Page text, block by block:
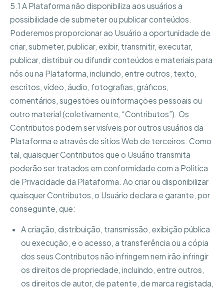
5.1 A Plataforma não disponibiliza aos usuários a
possibilidade de submeter ou publicar conteúdos.
Poderemos proporcionar ao Usuário a oportunidade de
criar, submeter, publicar, exibir, transmitir, executar,
publicar, distribuir ou difundir conteúdos e materiais para
nós ou na Plataforma, incluindo, entre outros, texto,
escritos, vídeo, áudio, fotografias, gráficos,
comentários, sugestões ou informações pessoais ou
outro material (coletivamente, “Contributos”). Os
Contributos podem ser visíveis por outros usuários da
Plataforma e através de sítios Web de terceiros. Como
tal, quaisquer Contributos que o Usuário transmita
poderão ser tratados em conformidade com a Política
de Privacidade da Plataforma. Ao criar ou disponibilizar
quaisquer Contributos, o Usuário declara e garante, por
conseguinte, que:
A criação, distribuição, transmissão, exibição pública
ou execução, e o acesso, a transferência ou a cópia
dos seus Contributos não infringem nem irão infringir
os direitos de propriedade, incluindo, entre outros,
os direitos de autor, de patente, de marca registada,